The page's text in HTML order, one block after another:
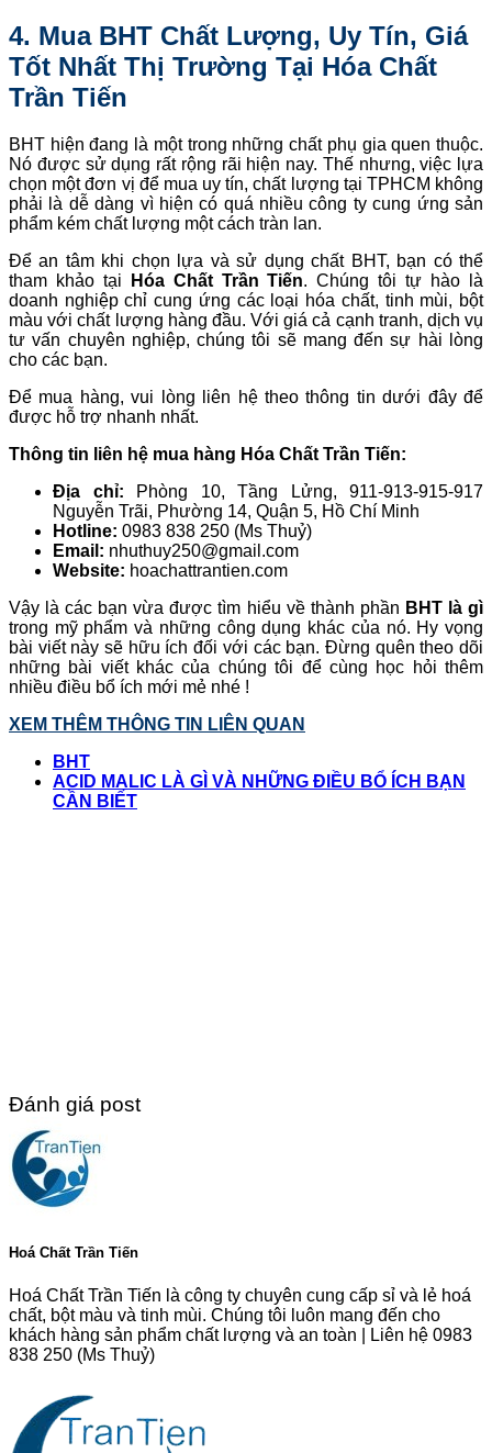
4. Mua BHT Chất Lượng, Uy Tín, Giá
Tốt Nhất Thị Trường Tại Hóa Chất
Trần Tiến
BHT hiện đang là một trong những chất phụ gia quen thuộc.
Nó được sử dụng rất rộng rãi hiện nay. Thế nhưng, việc lựa
chọn một đơn vị để mua uy tín, chất lượng tại TPHCM không
phải là dễ dàng vì hiện có quá nhiều công ty cung ứng sản
phẩm kém chất lượng một cách tràn lan.
Để an tâm khi chọn lựa và sử dụng chất BHT, bạn có thể
tham khảo tại
Hóa Chất Trần Tiến. Chúng tôi tự hào là
doanh nghiệp chỉ cung ứng các loại hóa chất, tinh mùi, bột
màu với chất lượng hàng đầu. Với giá cả cạnh tranh, dịch vụ
tư vấn chuyên nghiệp, chúng tôi sẽ mang đến sự hài lòng
cho các bạn.
Để mua hàng, vui lòng liên hệ theo thông tin dưới đây để
được hỗ trợ nhanh nhất.
Thông tin liên hệ mua hàng Hóa Chất Trần Tiến:
Địa chỉ: Phòng 10, Tầng Lửng, 911-913-915-917
Nguyễn Trãi, Phường 14, Quận 5, Hồ Chí Minh
Hotline: 0983 838 250 (Ms Thuỷ)
Email: nhuthuy250@gmail.com
Website: hoachattrantien.com
Vậy là các bạn vừa được tìm hiểu về thành phần BHT là gì
trong mỹ phẩm và những công dụng khác của nó. Hy vọng
bài viết này sẽ hữu ích đối với các bạn. Đừng quên theo dõi
những bài viết khác của chúng tôi để cùng học hỏi thêm
nhiều điều bổ ích mới mẻ nhé !
XEM THÊM THÔNG TIN LIÊN QUAN
BHT
ACID MALIC LÀ GÌ VÀ NHỮNG ĐIỀU BỔ ÍCH BẠN
CẦN BIẾT
Đánh giá post
Hoá Chất Trần Tiến
Hoá Chất Trần Tiến là công ty chuyên cung cấp sỉ và lẻ hoá
chất, bột màu và tinh mùi. Chúng tôi luôn mang đến cho
khách hàng sản phẩm chất lượng và an toàn | Liên hệ 0983
838 250 (Ms Thuỷ)